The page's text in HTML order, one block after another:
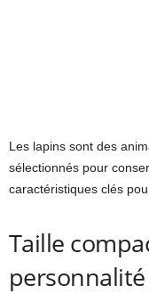
Les lapins sont des
sélectionnés pour
caractéristiques clés
Taille